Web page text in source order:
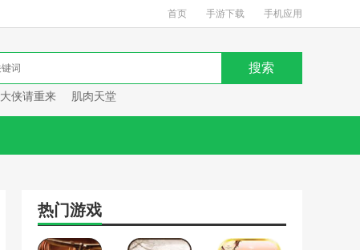
首页 手游下载 手机应用
大侠请重来 肌肉天堂
热门游戏